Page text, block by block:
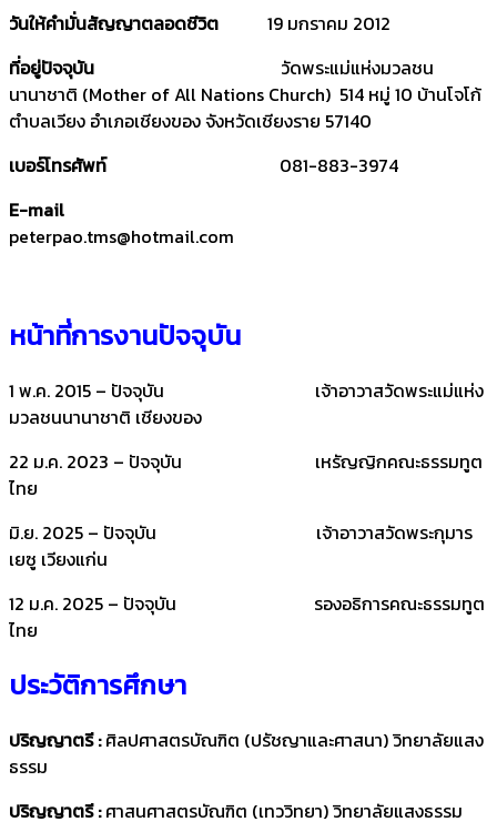
วันให้คำมั่นสัญญาตลอดชีวิต 19 มกราคม 2012
ที่อยู่ปัจจุบัน วัดพระแม่แห่งมวลชน
นานาชาติ (Mother of All Nations Church) 514 หมู่ 10 บ้านโจโก้
ตำบลเวียง อำเภอเชียงของ จังหวัดเชียงราย 57140
เบอร์โทรศัพท์
081-883-3974
E-mail
peterpao.tms@hotmail.com
หน้าที่การงานปัจจุบัน
1 พ.ค. 2015 – ปัจจุบัน เจ้าอาวาสวัดพระแม่แห่ง
มวลชนนานาชาติ เชียงของ
22 ม.ค. 2023 – ปัจจุบัน เหรัญญิกคณะธรรมทูต
ไทย
มิ.ย. 2025 – ปัจจุบัน เจ้าอาวาสวัดพระกุมาร
เยซู เวียงแก่น
12 ม.ค. 2025 – ปัจจุบัน รองอธิการคณะธรรมทูต
ไทย
ประวัติการศึกษา
ปริญญาตรี :ศิลปศาสตรบัณฑิต (ปรัชญาและศาสนา) วิทยาลัยแสง
ธรรม
ปริญญาตรี :ศาสนศาสตรบัณฑิต (เทววิทยา) วิทยาลัยแสงธรรม